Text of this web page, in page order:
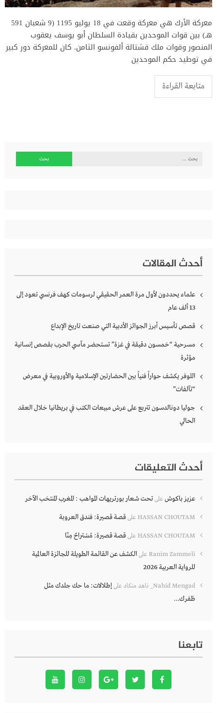
معركة الأرك هي معركة وقعت في 18 يوليو 1195 (9 شعبان 591
هـ) بين قوات الموحدين بقيادة السلطان أبو يوسف يعقوب
المنصور وقوات ملك قشتالة ألفونسو الثامن. كان للمعركة دور كبير
في توطيد حكم الموحدين
متابعة القراءة
البحث
أحدث المقالات
علماء يحددون لأول مرة العمر الحقيقي لرسومات كهف فرنسي تعود إلى
13 ألف عام
قصص تأسيس أبرز الجوائز الأدبية التي صنعت تاريخ الإبداع
مسرحية “خمسون دقيقة في غزة” تستحضر مآسي الحرب بقصص إنسانية
مؤثرة
اللوفر يكشف حواراً فنياً بين الحضارتين الإسلامية والأوروبية في معرض
“تآلفات”
جوليا دونالدسون تتربع على عرش مبيعات الكتب في بريطانيا خلال العقد
الحالي
أحدث التعليقات
عزيز باكوش علىتحت شعار بورتريهات المواهب : المغرب المنتخب الآخر
HASSAN CHOUTAM علىقصة قصيرة: فندق العروبة
HASSAN CHOUTAM علىقصة قصيرة: مُسْتراحٌ مِنّا
Ranim Zammeli علىالكشف عن القائمة الطويلة للجائزة العالمية
للرواية العربية 2026
Nahid Mengad_ ناهد منكاد علىإطلالات: ما حك جلدك مثل
ظفرك…
تابعنا